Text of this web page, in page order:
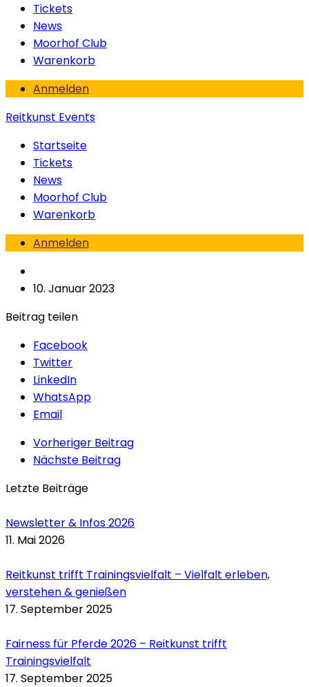
Tickets
News
Moorhof Club
Warenkorb
Anmelden
Reitkunst Events
Startseite
Tickets
News
Moorhof Club
Warenkorb
Anmelden
10. Januar 2023
Beitrag teilen
Facebook
Twitter
LinkedIn
WhatsApp
Email
Vorheriger Beitrag
Nächste Beitrag
Letzte Beiträge
Newsletter & Infos 2026
11. Mai 2026
Reitkunst trifft Trainingsvielfalt – Vielfalt erleben,
verstehen & genießen
17. September 2025
Fairness für Pferde 2026 – Reitkunst trifft
Trainingsvielfalt
17. September 2025